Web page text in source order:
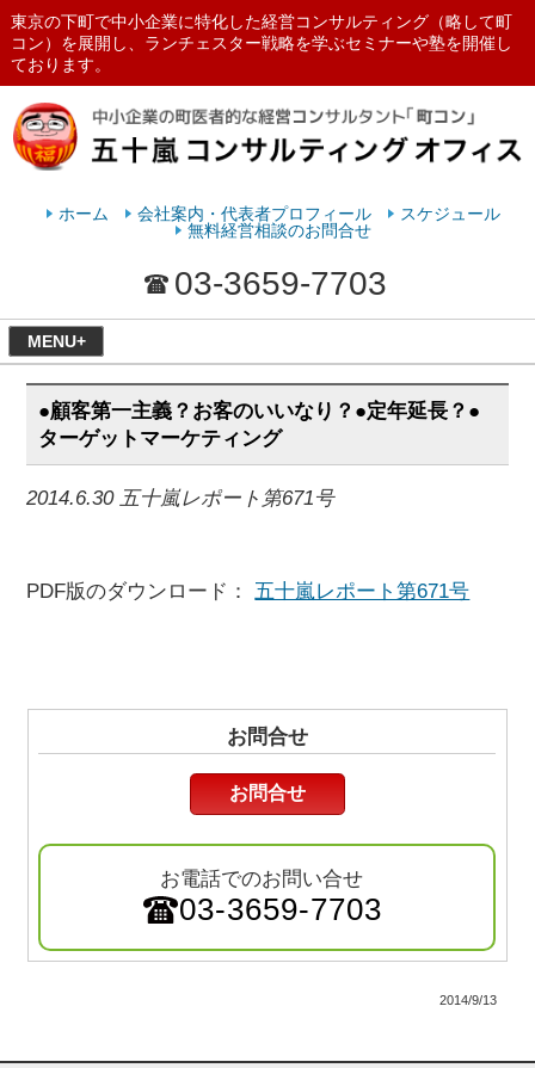
東京の下町で中小企業に特化した経営コンサルティング（略して町
コン）を展開し、ランチェスター戦略を学ぶセミナーや塾を開催し
ております。
ランチェスターの法則を学ぶなら
ホーム 会社案内・代表者プロフィール
スケジュール
無料経営相談のお問合せ
03-3659-7703
MENU+
●顧客第一主義？お客のいいなり？●定年延長？●
ターゲットマーケティング
2014.6.30 五十嵐レポート第671号
PDF版のダウンロード： 五十嵐レポート第671号
お問合せ
お問合せ
お電話でのお問い合せ
03-3659-7703
2014/9/13